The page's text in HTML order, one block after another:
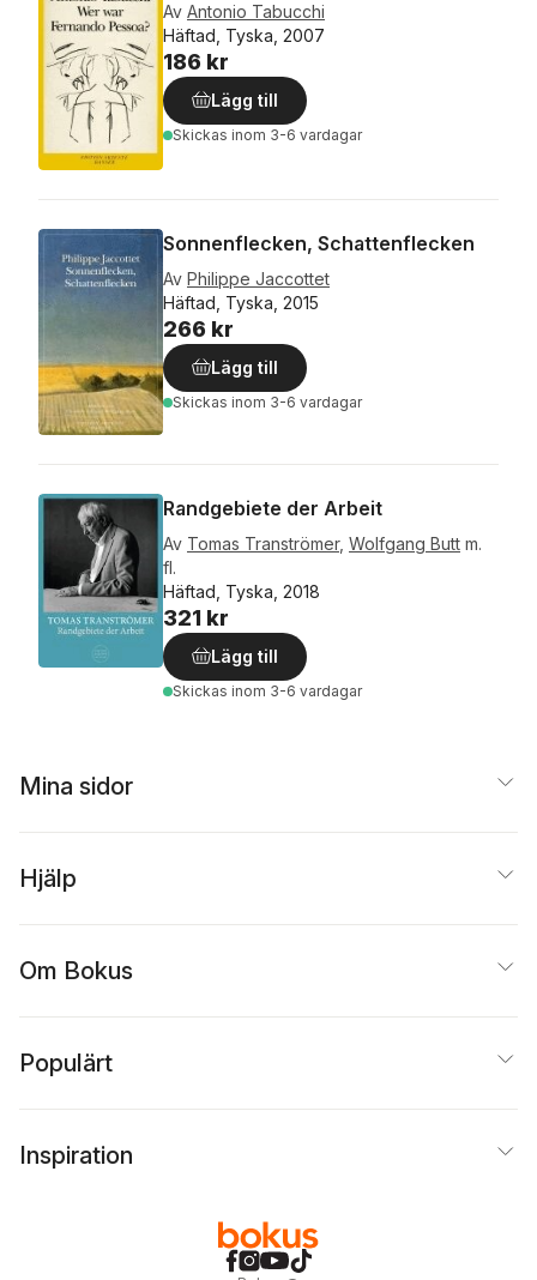
Av Antonio Tabucchi
Häftad, Tyska, 2007
186 kr
Lägg till
Skickas inom 3-6 vardagar
Sonnenflecken, Schattenflecken
Av Philippe Jaccottet
Häftad, Tyska, 2015
266 kr
Lägg till
Skickas inom 3-6 vardagar
Randgebiete der Arbeit
Av Tomas Tranströmer, Wolfgang Butt m.
fl.
Häftad, Tyska, 2018
321 kr
Lägg till
Skickas inom 3-6 vardagar
Mina sidor
Hjälp
Om Bokus
Populärt
Inspiration